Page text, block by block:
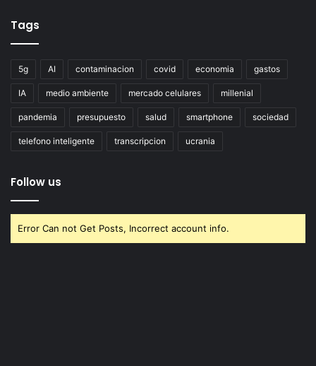
Tags
5g AI contaminacion covid economia gastos
IA medio ambiente mercado celulares millenial
pandemia presupuesto salud smartphone sociedad
telefono inteligente transcripcion ucrania
Follow us
Error Can not Get Posts, Incorrect account info.